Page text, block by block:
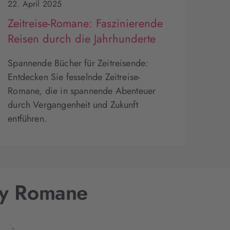
22. April 2025
Zeitreise-Romane: Faszinierende
Reisen durch die Jahrhunderte
Spannende Bücher für Zeitreisende:
Entdecken Sie fesselnde Zeitreise-
Romane, die in spannende Abenteuer
durch Vergangenheit und Zukunft
entführen.
Romane